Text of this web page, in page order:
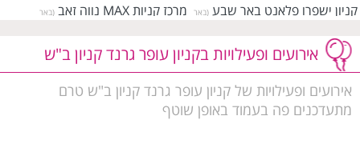
קניון ישפרו פלאנט באר שבע (באר
מרכז קניות MAX נווה זאב
(באר
מרכז מסחרי גלובוס סנטר נתיבות
(נתיבות)
מרכז מסחרי דמרי סנטר דימונה
(דימונה)
אירועים ופעילויות בקניון עופר גרנד קניון ב"ש
אירועים ופעילויות של קניון עופר גרנד קניון ב"ש טרם
מתעדכנים פה בעמוד באופן שוטף